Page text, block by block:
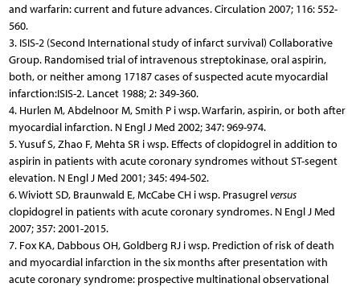
and warfarin: current and future advances. Circulation 2007; 116: 552-
560.
3. ISIS-2 (Second International study of infarct survival) Collaborative
Group. Randomised trial of intravenous streptokinase, oral aspirin,
both, or neither among 17187 cases of suspected acute myocardial
infarction:ISIS-2. Lancet 1988; 2: 349-360.
4. Hurlen M, Abdelnoor M, Smith P i wsp. Warfarin, aspirin, or both after
myocardial infarction. N Engl J Med 2002; 347: 969-974.
5. Yusuf S, Zhao F, Mehta SR i wsp. Effects of clopidogrel in addition to
aspirin in patients with acute coronary syndromes without ST-segent
elevation. N Engl J Med 2001; 345: 494-502.
6. Wiviott SD, Braunwald E, McCabe CH i wsp. Prasugrelversus
clopidogrel in patients with acute coronary syndromes. N Engl J Med
2007; 357: 2001-2015.
7. Fox KA, Dabbous OH, Goldberg RJ i wsp. Prediction of risk of death
and myocardial infarction in the six months after presentation with
acute coronary syndrome: prospective multinational observational